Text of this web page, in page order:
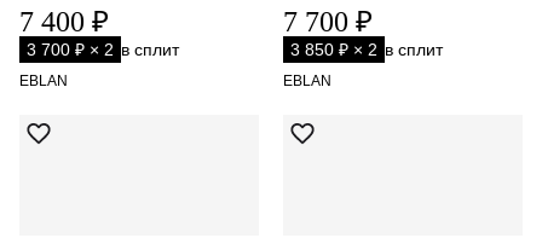
7 400 ₽
3 700 ₽ × 2 в сплит
EBLAN
7 700 ₽
3 850 ₽ × 2 в сплит
EBLAN